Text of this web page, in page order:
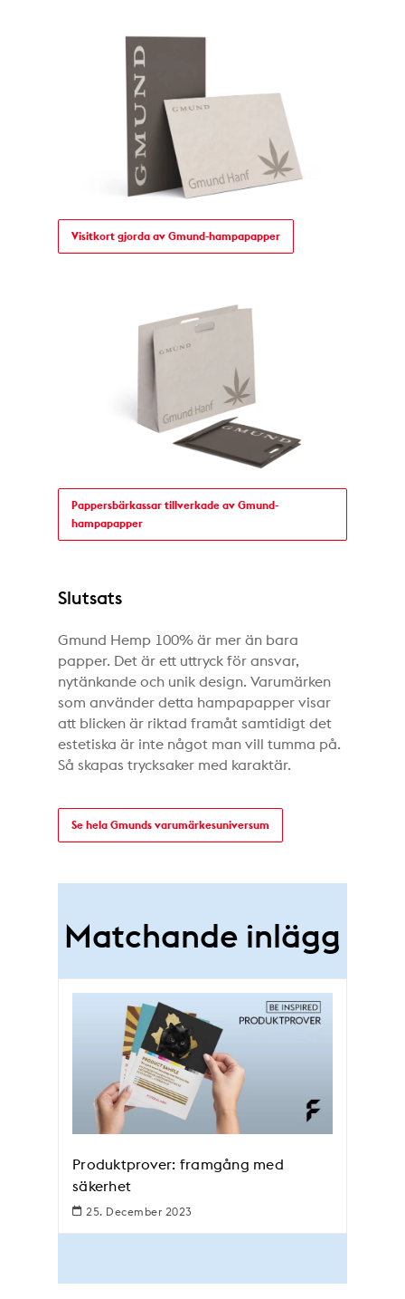
Visitkort gjorda av Gmund-hampapapper
Pappersbärkassar tillverkade av Gmund-
hampapapper
Slutsats
Gmund Hemp 100% är mer än bara
papper. Det är ett uttryck för ansvar,
nytänkande och unik design. Varumärken
som använder detta hampapapper visar
att blicken är riktad framåt samtidigt det
estetiska är inte något man vill tumma på.
Så skapas trycksaker med karaktär.
Se hela Gmunds varumärkesuniversum
Matchande inlägg
Produktprover: framgång med
säkerhet
25. December 2023